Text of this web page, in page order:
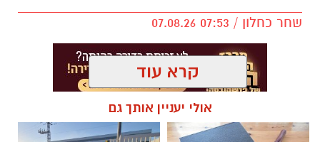
שחר כחלון / 07:53 07.08.26
תגים:מחלף אשדוד, כביש 4 , עבודות תחזוקה
קרא עוד
אולי יעניין אותך גם